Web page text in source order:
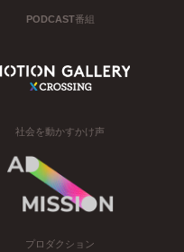
PODCAST番組
社会を動かすかけ声
プロダクション